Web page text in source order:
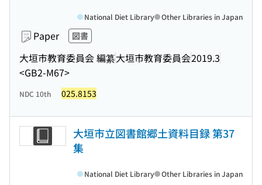
Paper 図書
大垣市教育委員会 編纂大垣市教育委員会2019.3
<GB2-M67>
National Diet Library Other Libraries in Japan
NDC 10th 025.8153
大垣市立図書館郷土資料目録 第37
集
National Diet Library Other Libraries in Japan